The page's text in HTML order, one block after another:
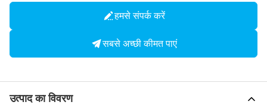
हमसे संपर्क करें
सबसे अच्छी कीमत पाएं
उत्पाद का विवरण